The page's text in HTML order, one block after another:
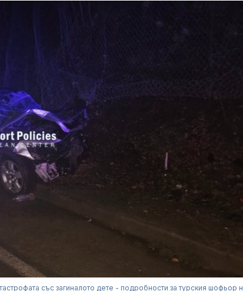
със загиналото дете - подробности за турския шофьор